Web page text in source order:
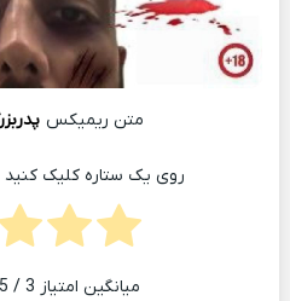
متن ریمیکس
روی یک ستاره کلیک کنید
میانگین امتیاز 3 / 5. شمارش آرا: